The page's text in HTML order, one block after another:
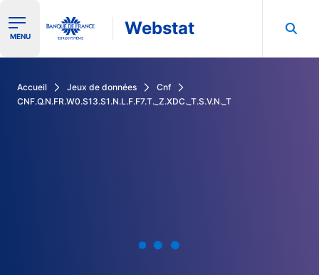
Ouvrir le menu de navigation
MENU Webstat
Accueil Jeux de données
Cnf
CNF.Q.N.FR.W0.S13.S1.N.L.F.F7.T._Z.XDC._T.S.V.N._T